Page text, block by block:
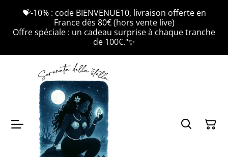
💝-10% : code BIENVENUE10, livraison offerte en
France dès 80€ (hors vente live)
Offre spéciale : un cadeau surprise à chaque tranche
de 100€."✨